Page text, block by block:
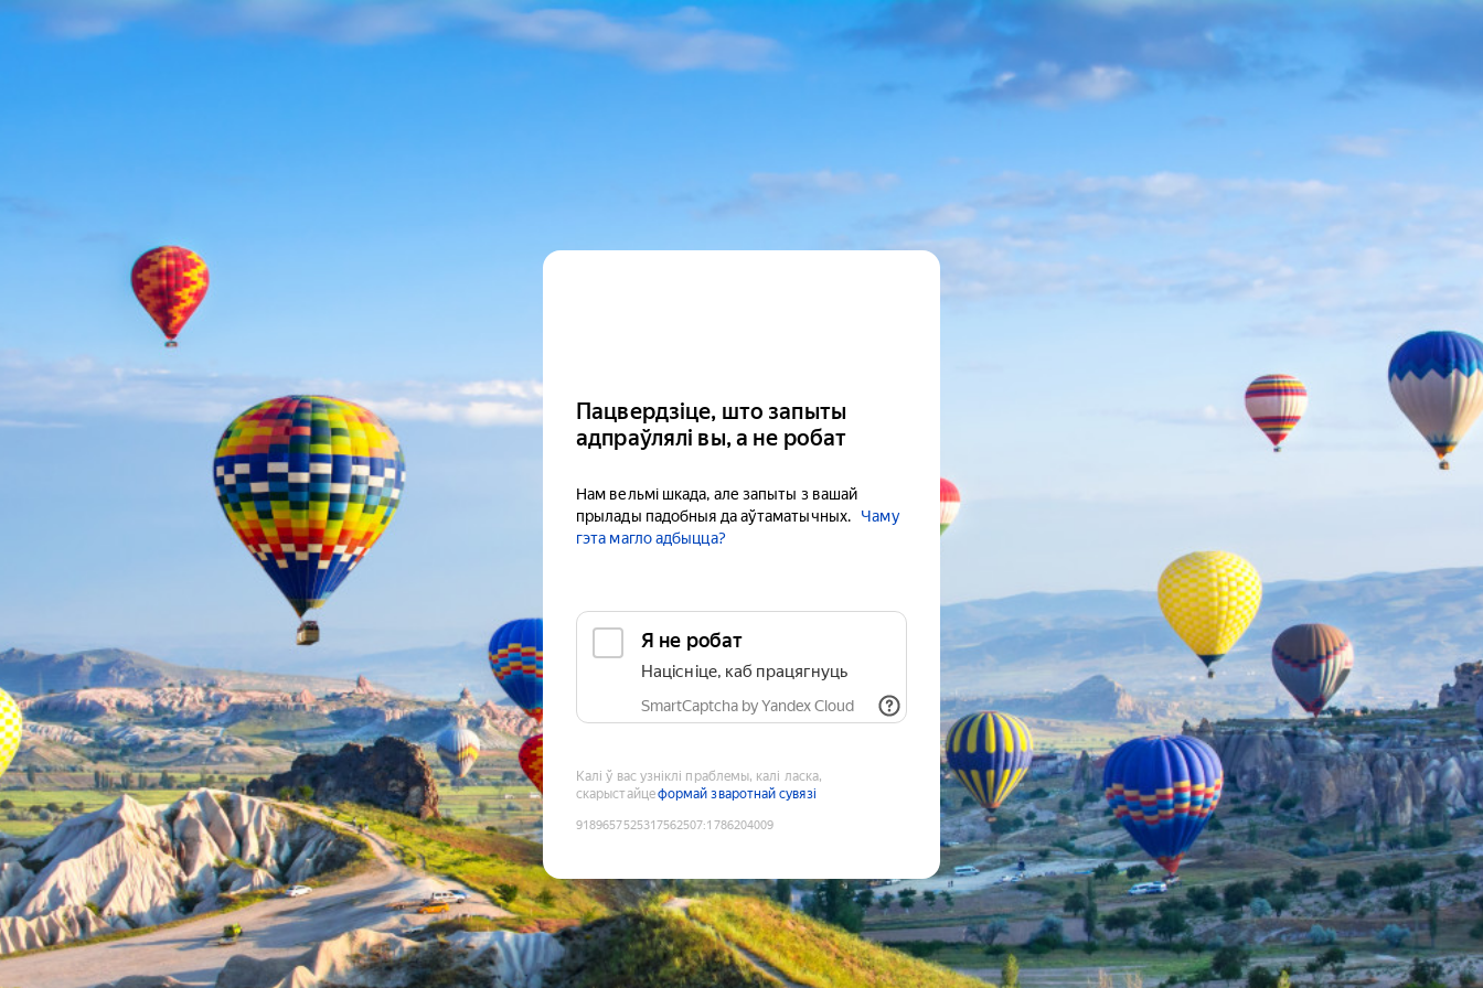
Пацвердзіце, што запыты
адпраўлялі вы, а не робат
Нам вельмі шкада, але запыты з вашай
прылады падобныя да аўтаматычных.
Чаму
гэта магло адбыцца?
Я не робат
Націсніце, каб працягнуць
SmartCaptcha by Yandex Cloud
Калі ў вас узніклі праблемы, калі ласка,
скарыстайцеформай зваротнай сувязі
9189657525317562507:1786204009